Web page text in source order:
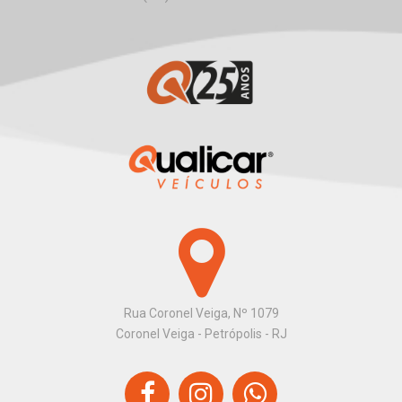
Rua Coronel Veiga, Nº 1079
Coronel Veiga - Petrópolis - RJ